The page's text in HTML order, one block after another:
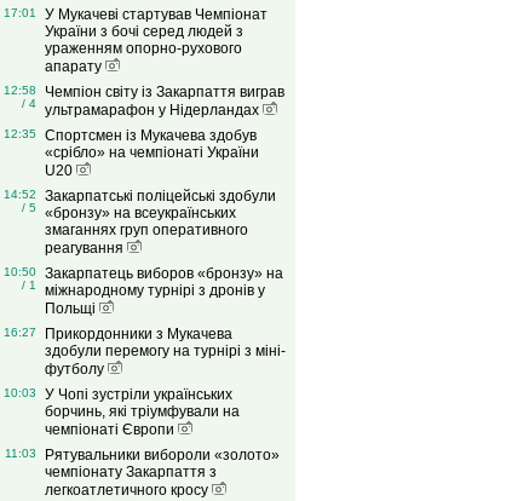
17:01
У Мукачеві стартував Чемпіонат
України з бочі серед людей з
ураженням опорно-рухового
апарату
12:58
/ 4
Чемпіон світу із Закарпаття виграв
ультрамарафон у Нідерландах
12:35
Спортсмен із Мукачева здобув
«срібло» на чемпіонаті України
U20
14:52
/ 5
Закарпатські поліцейські здобули
«бронзу» на всеукраїнських
змаганнях груп оперативного
реагування
10:50
/ 1
Закарпатець виборов «бронзу» на
міжнародному турнірі з дронів у
Польщі
16:27
Прикордонники з Мукачева
здобули перемогу на турнірі з міні-
футболу
10:03
У Чопі зустріли українських
борчинь, які тріумфували на
чемпіонаті Європи
11:03
Рятувальники вибороли «золото»
чемпіонату Закарпаття з
легкоатлетичного кросу